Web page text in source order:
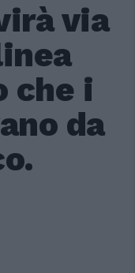
via
che i
da